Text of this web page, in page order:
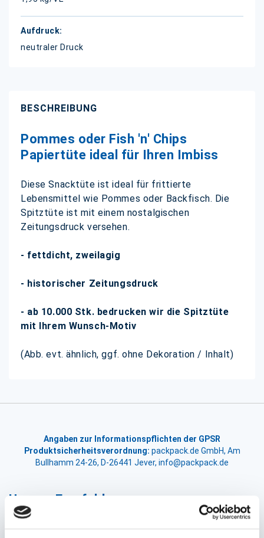
neutraler Druck
BESCHREIBUNG
Pommes oder Fish 'n' Chips
Papiertüte ideal für Ihren Imbiss
Diese Snacktüte ist ideal für frittierte
Lebensmittel wie Pommes oder Backfisch. Die
Spitztüte ist mit einem nostalgischen
Zeitungsdruck versehen.
- fettdicht, zweilagig
- historischer Zeitungsdruck
- ab 10.000 Stk. bedrucken wir die Spitztüte
mit Ihrem Wunsch-Motiv
(Abb. evt. ähnlich, ggf. ohne Dekoration / Inhalt)
Angaben zur Informationspflichten der GPSR
Produktsicherheitsverordnung: packpack.de GmbH, Am
Bullhamm 24-26, D-26441 Jever, info@packpack.de
Unsere Empfehlungen